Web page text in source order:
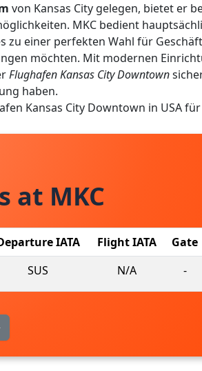
von Kansas City gelegen, bietet er
MKC bedient
zu einer perfekten Wahl für
möchten. Mit modernen
Flughafen Kansas City Downtown
haben.
Kansas City Downtown in USA
at MKC
IATA Flight IATA Gate
SUS N/A -